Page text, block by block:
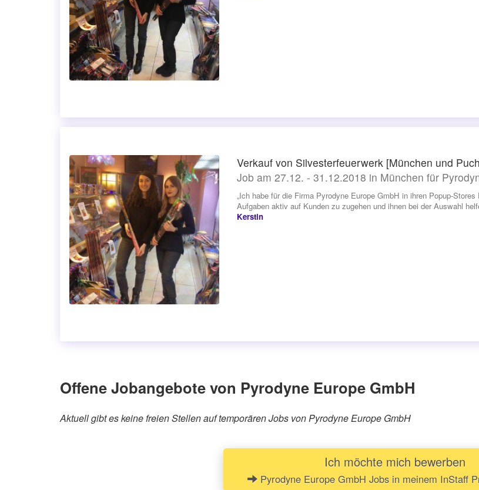
Verkauf von Silvesterfeuerwerk [München und
Job am 27.12. - 31.12.2018 in München für
„Ich habe für die Firma Pyrodyne Europe GmbH in ihren Popup-
Aufgaben aktiv auf Kunden zu zugehen und ihnen bei der Auswahl
Kerstin
Offene Jobangebote von Pyrodyne Europe GmbH
Aktuell gibt es keine freien Stellen auf temporären Jobs von Pyrodyne Europe GmbH
Ich möchte mich bewerben
Pyrodyne Europe GmbH Jobs in meinem InStaff